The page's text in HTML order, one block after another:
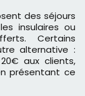
des séjours
insulaires ou
Certains
alternative :
aux clients,
présentant ce